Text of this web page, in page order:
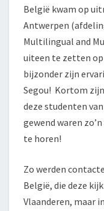
België kwam op
Antwerpen
Multilingual and
uiteen te zetten
bijzonder zijn
Segou! Kortom
deze studenten
gewend waren
te horen!
Zo werden
België, die deze
Vlaanderen, maar